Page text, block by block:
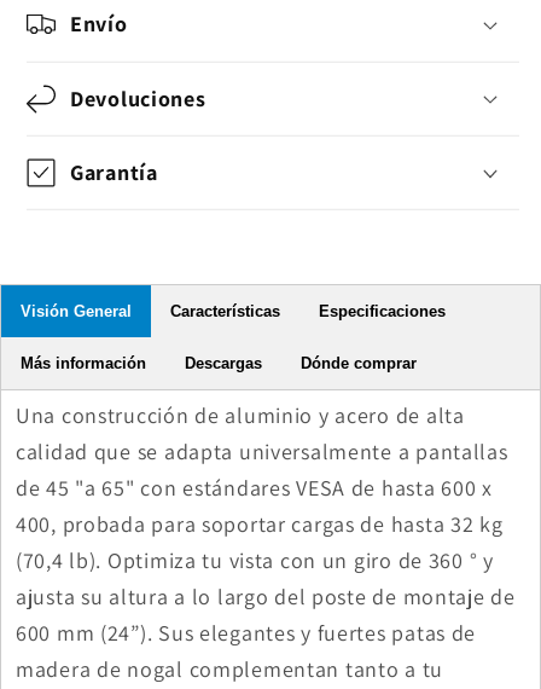
a Envío
Devoluciones
Garantía
Visión General Características Especificaciones
Más información Descargas Dónde comprar
Una construcción de aluminio y acero de alta
calidad que se adapta universalmente a pantallas
de 45 "a 65" con estándares VESA de hasta 600 x
400, probada para soportar cargas de hasta 32 kg
(70,4 lb). Optimiza tu vista con un giro de 360 ​​° y
ajusta su altura a lo largo del poste de montaje de
600 mm (24”). Sus elegantes y fuertes patas de
madera de nogal complementan tanto a tu